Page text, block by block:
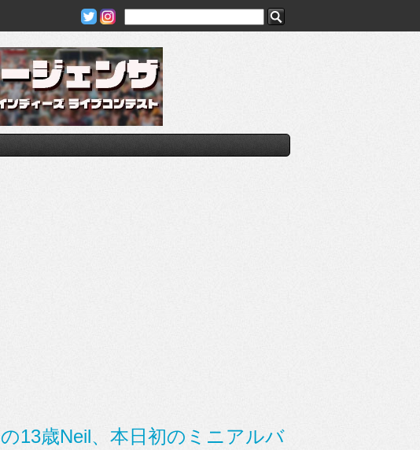
13歳Neil、本日初のミニアルバ